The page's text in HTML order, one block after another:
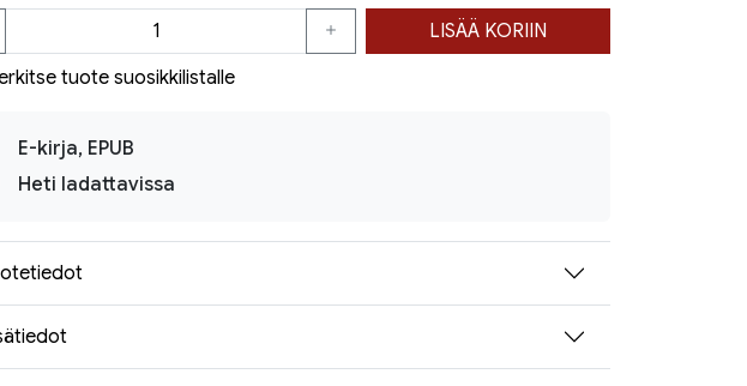
LISÄÄ KORIIN
tuote suosikkilistalle
E-kirja, EPUB
Heti ladattavissa